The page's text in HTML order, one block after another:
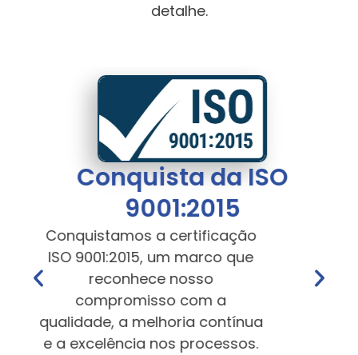
detalhe.
Conquista da ISO
9001:2015
Conquistamos a certificação
ISO 9001:2015, um marco que
reconhece nosso
compromisso com a
qualidade, a melhoria contínua
e a excelência nos processos.